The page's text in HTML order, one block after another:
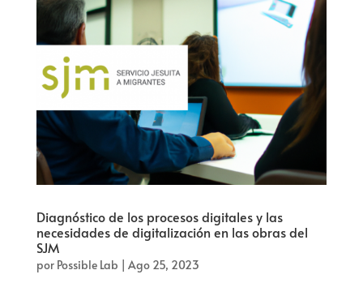
Diagnóstico de los procesos digitales y las
necesidades de digitalización en las obras del
SJM
por Possible Lab | Ago 25, 2023